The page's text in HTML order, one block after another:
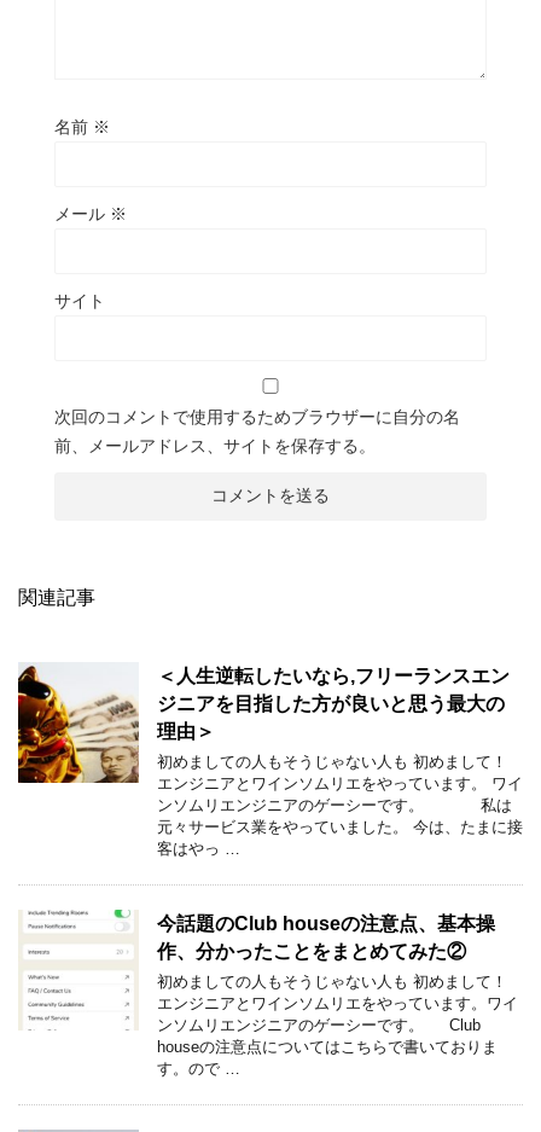
名前 ※
メール ※
サイト
次回のコメントで使用するためブラウザーに自分の名
前、メールアドレス、サイトを保存する。
関連記事
＜人生逆転したいなら,フリーランスエン
ジニアを目指した方が良いと思う最大の
理由＞
初めましての人もそうじゃない人も 初めまして！
エンジニアとワインソムリエをやっています。 ワイ
ンソムリエンジニアのゲーシーです。 私は
元々サービス業をやっていました。 今は、たまに接
客はやっ …
今話題のClub houseの注意点、基本操
作、分かったことをまとめてみた②
初めましての人もそうじゃない人も 初めまして！
エンジニアとワインソムリエをやっています。ワイ
ンソムリエンジニアのゲーシーです。 Club
houseの注意点についてはこちらで書いておりま
す。ので …